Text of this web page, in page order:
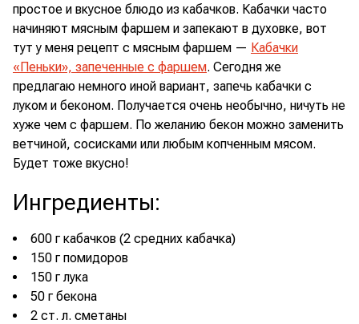
простое и вкусное блюдо из кабачков. Кабачки часто
начиняют мясным фаршем и запекают в духовке, вот
тут у меня рецепт с мясным фаршем — Кабачки
«Пеньки», запеченные с фаршем. Сегодня же
предлагаю немного иной вариант, запечь кабачки с
луком и беконом. Получается очень необычно, ничуть не
хуже чем с фаршем. По желанию бекон можно заменить
ветчиной, сосисками или любым копченным мясом.
Будет тоже вкусно!
Ингредиенты:
600 г кабачков (2 средних кабачка)
150 г помидоров
150 г лука
50 г бекона
2 ст. л. сметаны